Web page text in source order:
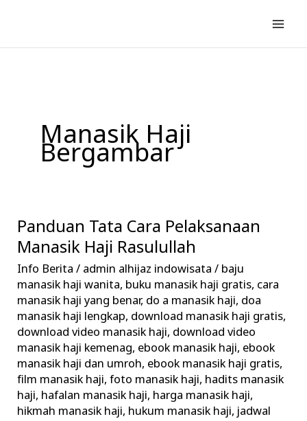
konten
Manasik Haji
Bergambar
Panduan Tata Cara Pelaksanaan
Manasik Haji Rasulullah
Info Berita / admin alhijaz indowisata/ baju
manasik haji wanita, buku manasik haji gratis, cara
manasik haji yang benar, do a manasik haji, doa
manasik haji lengkap, download manasik haji gratis,
download video manasik haji, download video
manasik haji kemenag, ebook manasik haji, ebook
manasik haji dan umroh, ebook manasik haji gratis,
film manasik haji,foto manasik haji, hadits manasik
haji, hafalan manasik haji, harga manasik haji,
hikmah manasik haji, hukum manasik haji, jadwal
Panduan
Tata
Cara
Pelaksanaan
Manasik
Haji
Rasulullah